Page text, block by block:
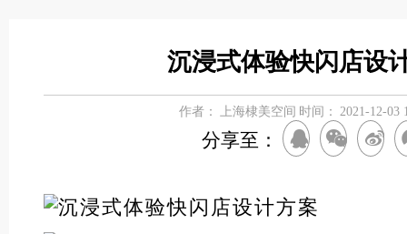
沉浸式体验快闪店设
作者： 上海棣美空间 时间： 2021-12-03
分享至：